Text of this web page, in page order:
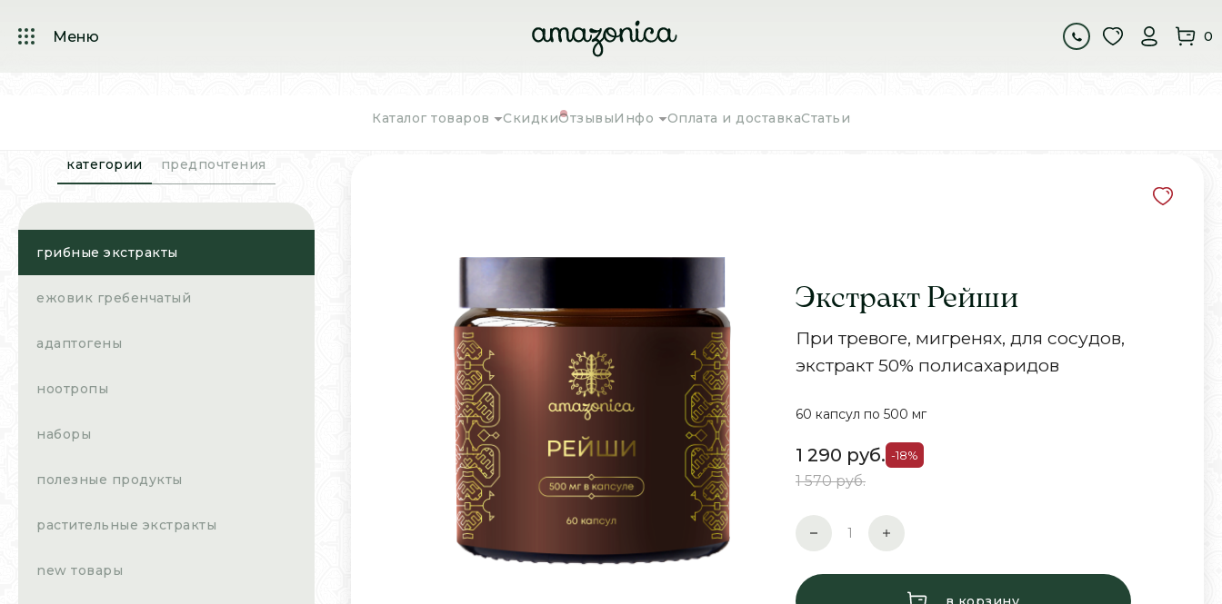
Меню 0
Каталог товаров СкидкиОтзывыИнфо Оплата и доставкаСтатьи
категории предпочтения
грибные экстракты
ежовик гребенчатый
адаптогены
ноотропы
наборы
полезные продукты
растительные экстракты
new товары
Экстракт Рейши
При тревоге, мигренях, для сосудов,
экстракт 50% полисахаридов
60 капсул по 500 мг
1 290 руб. -18%
1 570 руб.